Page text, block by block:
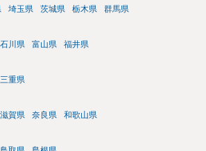
埼玉県 茨城県 栃木県 群馬県
石川県 富山県 福井県
三重県
滋賀県 奈良県 和歌山県